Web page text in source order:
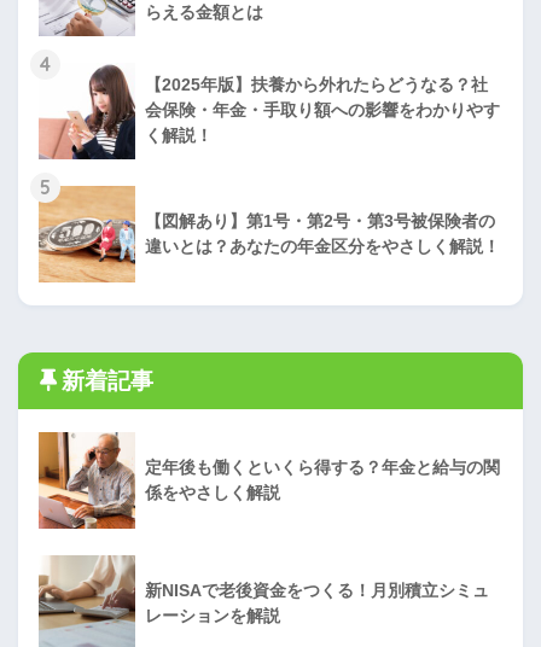
らえる金額とは
4
【2025年版】扶養から外れたらどうなる？社
会保険・年金・手取り額への影響をわかりやす
く解説！
5
【図解あり】第1号・第2号・第3号被保険者の
違いとは？あなたの年金区分をやさしく解説！
新着記事
定年後も働くといくら得する？年金と給与の関
係をやさしく解説
新NISAで老後資金をつくる！月別積立シミュ
レーションを解説